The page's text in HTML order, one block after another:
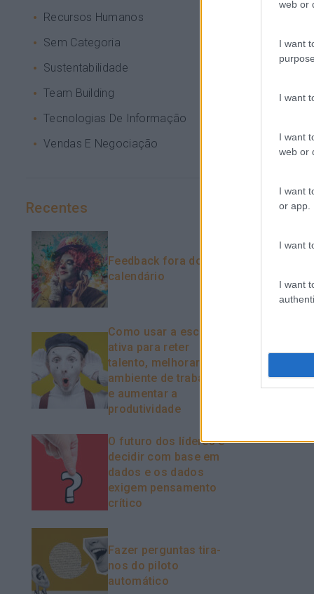
web or
I want
I want
I want
web or
I want
or app.
I want
I want
Recursos Humanos
Sem Categoria
Sustentabilidade
Team Building
Tecnologias De Informação
Vendas E Negociação
Recentes
Feedback fora do
calendário
Como usar a escuta
ativa para reter
talento, melhorar o
ambiente de trabalho
e aumentar a
produtividade
O futuro dos líderes é
decidir com base em
dados e os dados
exigem pensamento
crítico
Fazer perguntas tira-
nos do piloto
automático